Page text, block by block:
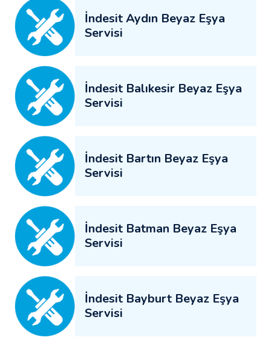
İndesit Aydın Beyaz Eşya
Servisi
İndesit Balıkesir Beyaz Eşya
Servisi
İndesit Bartın Beyaz Eşya
Servisi
İndesit Batman Beyaz Eşya
Servisi
İndesit Bayburt Beyaz Eşya
Servisi